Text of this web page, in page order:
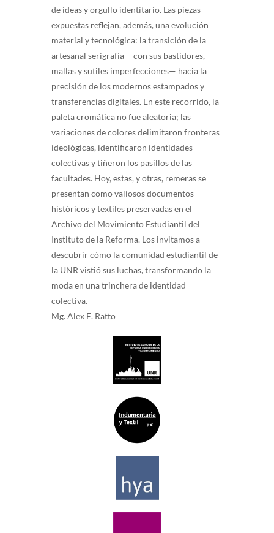
de ideas y orgullo identitario. Las piezas
expuestas reflejan, además, una evolución
material y tecnológica: la transición de la
artesanal serigrafía —con sus bastidores,
mallas y sutiles imperfecciones— hacia la
precisión de los modernos estampados y
transferencias digitales. En este recorrido, la
paleta cromática no fue aleatoria; las
variaciones de colores delimitaron fronteras
ideológicas, identificaron identidades
colectivas y tiñeron los pasillos de las
facultades. Hoy, estas, y otras, remeras se
presentan como valiosos documentos
históricos y textiles preservadas en el
Archivo del Movimiento Estudiantil del
Instituto de la Reforma. Los invitamos a
descubrir cómo la comunidad estudiantil de
la UNR vistió sus luchas, transformando la
moda en una trinchera de identidad
colectiva.
Mg. Alex E. Ratto